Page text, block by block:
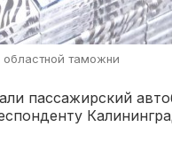
таможни
пассажирский